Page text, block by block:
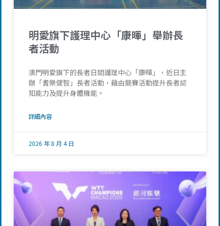
明愛旗下護理中心「康暉」舉辦長
者活動
澳門明愛旗下的長者日間護理中心「康暉」，近日主
辦「耆樂健智」長者活動，藉由競賽活動提升長者認
知能力及提升身體機能。
詳細內容
2026 年 8 月 4 日